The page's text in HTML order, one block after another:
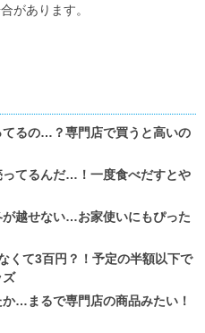
があります。
るの…？専門店で買うと高いの
てるんだ…！一度食べだすとや
越せない…お家使いにもぴった
くて3百円？！予定の半額以下で
ズ
…まるで専門店の商品みたい！